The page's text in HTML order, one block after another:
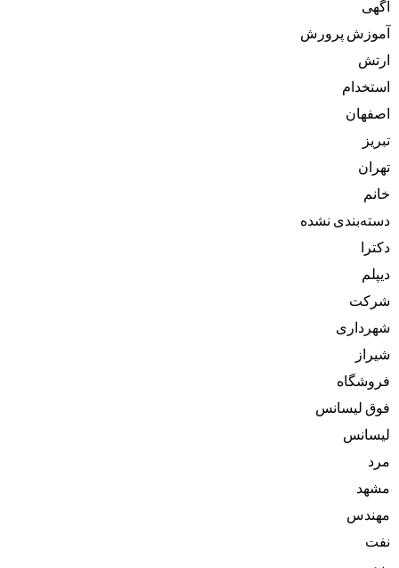
آگهی
آموزش پرورش
ارتش
استخدام
اصفهان
تبریز
تهران
خانم
دسته‌بندی نشده
دکترا
دیپلم
شرکت
شهرداری
شیراز
فروشگاه
فوق لیسانس
لیسانس
مرد
مشهد
مهندس
نفت